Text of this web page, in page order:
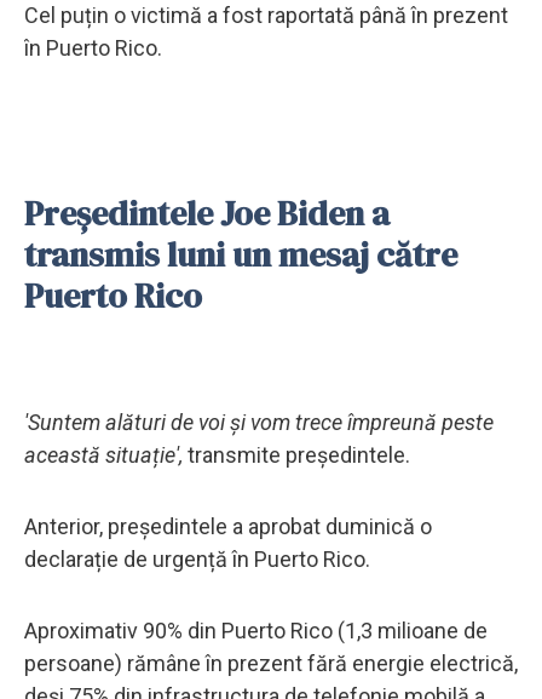
Cel puțin o victimă a fost raportată până în prezent
în Puerto Rico.
Președintele Joe Biden a
transmis luni un mesaj către
Puerto Rico
'Suntem alături de voi și vom trece împreună peste
această situație', transmite președintele.
Anterior, președintele a aprobat duminică o
declarație de urgență în Puerto Rico.
Aproximativ 90% din Puerto Rico (1,3 milioane de
persoane) rămâne în prezent fără energie electrică,